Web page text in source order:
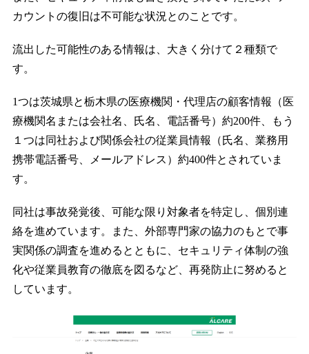
カウントの復旧は不可能な状況とのことです。
流出した可能性のある情報は、大きく分けて２種類で
す。
1つは茨城県と栃木県の医療機関・代理店の顧客情報（医
療機関名または会社名、氏名、電話番号）約200件、もう
１つは同社および関係会社の従業員情報（氏名、業務用
携帯電話番号、メールアドレス）約400件とされていま
す。
同社は事故発覚後、可能な限り対象者を特定し、個別連
絡を進めています。また、外部専門家の協力のもとで事
実関係の調査を進めるとともに、セキュリティ体制の強
化や従業員教育の徹底を図るなど、再発防止に努めると
しています。